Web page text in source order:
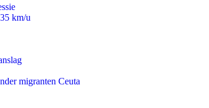
km/u
migranten Ceuta